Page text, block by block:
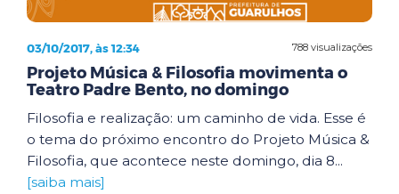
788 visualizações
03/10/2017, às 12:34
Projeto Música & Filosofia movimenta o
Teatro Padre Bento, no domingo
Filosofia e realização: um caminho de vida. Esse é
o tema do próximo encontro do Projeto Música &
Filosofia, que acontece neste domingo, dia 8...
[saiba mais]